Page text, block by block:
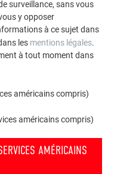
surveillance, sans vous
y opposer
à ce sujet dans
les mentions légales.
à tout moment dans
américains compris)
américains compris)
AMÉRICAINS